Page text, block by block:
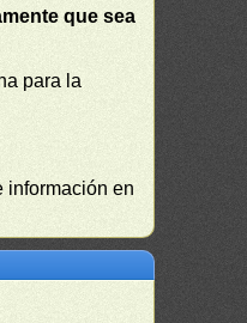
que sea
para la
información en